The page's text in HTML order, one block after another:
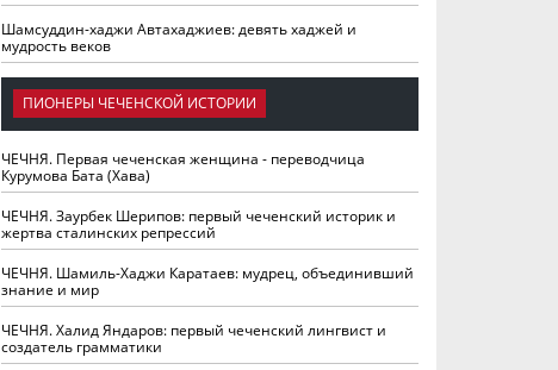
Шамсуддин-хаджи Автахаджиев: девять хаджей и
мудрость веков
ПИОНЕРЫ ЧЕЧЕНСКОЙ ИСТОРИИ
ЧЕЧНЯ. Первая чеченская женщина - переводчица
Курумова Бата (Хава)
ЧЕЧНЯ. Заурбек Шерипов: первый чеченский историк и
жертва сталинских репрессий
ЧЕЧНЯ. Шамиль-Хаджи Каратаев: мудрец, объединивший
знание и мир
ЧЕЧНЯ. Халид Яндаров: первый чеченский лингвист и
создатель грамматики